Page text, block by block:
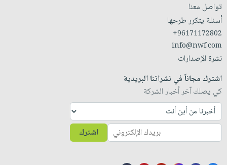
تواصل معنا
أسئلة يتكرر طرحها
+96171172802
info@nwf.com
نشرة الإصدارات
اشترك مجاناً في نشراتنا البريدية
كي يصلك آخر أخبار الشركة
اشترك